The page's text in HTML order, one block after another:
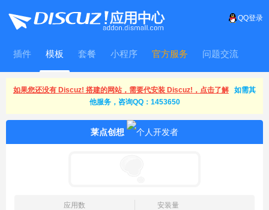
QQ登录
插件 模板 套餐 小程序 官方服务 问题交流
WitFrame
如果您还没有 Discuz! 搭建的网站，需要代安装 Discuz!，点击了解
如需其
他服务，咨询QQ：1453650
莱点创想
应用数
安装量